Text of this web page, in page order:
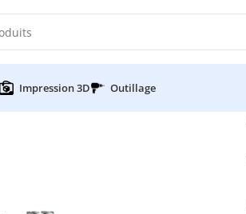
Impression 3D Outillage